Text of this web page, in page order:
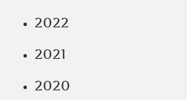
2022
2021
2020